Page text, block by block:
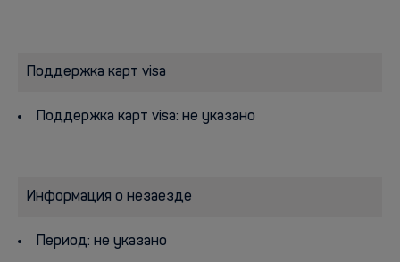
Поддержка карт visa
Поддержка карт visa: не указано
Информация о незаезде
Период: не указано